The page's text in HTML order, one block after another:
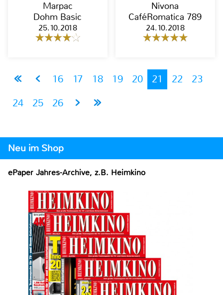
Marpac
Dohm Basic
25.10.2018
Nivona
CaféRomatica 789
24.10.2018
16 17 18 19 20 21 22
23
24
25 26
Neu im Shop
ePaper Jahres-Archive, z.B. Heimkino